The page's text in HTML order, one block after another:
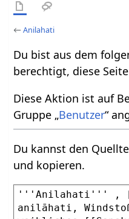
←Anilahati
Du bist aus dem
berechtigt, diese
Diese Aktion ist auf
Gruppe „Benutzer“
Du kannst den
und kopieren.